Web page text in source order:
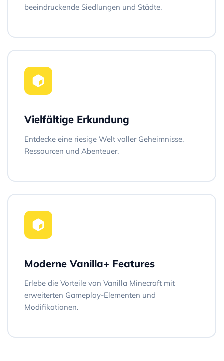
beeindruckende Siedlungen und Städte.
Vielfältige Erkundung
Entdecke eine riesige Welt voller Geheimnisse,
Ressourcen und Abenteuer.
Moderne Vanilla+ Features
Erlebe die Vorteile von Vanilla Minecraft mit
erweiterten Gameplay-Elementen und
Modifikationen.